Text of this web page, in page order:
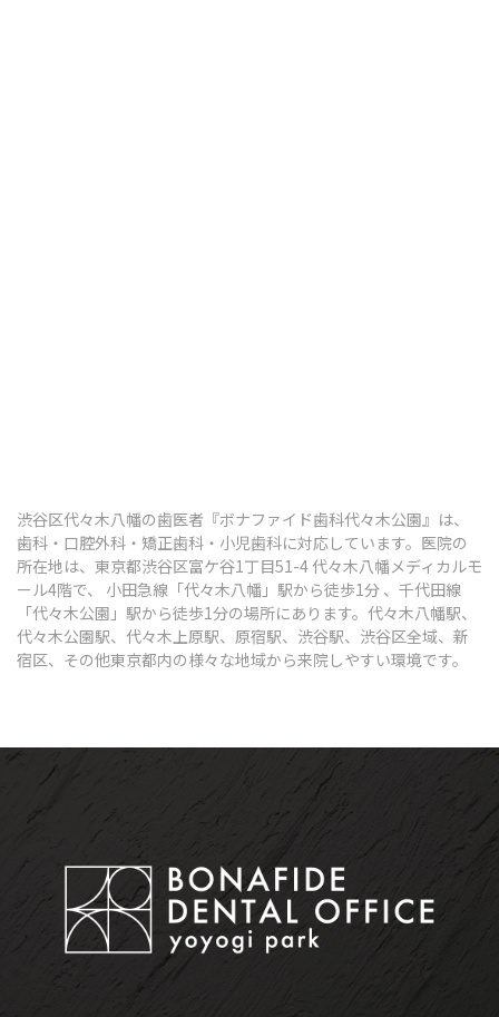
渋谷区代々木八幡の歯医者『ボナファイド歯科代々木公園』は、
歯科・口腔外科・矯正歯科・小児歯科に対応しています。医院の
所在地は、東京都渋谷区富ケ谷1丁目51-4 代々木八幡メディカルモ
ール4階で、 小田急線「代々木八幡」駅から徒歩1分 、千代田線
「代々木公園」駅から徒歩1分の場所にあります。代々木八幡駅、
代々木公園駅、代々木上原駅、原宿駅、渋谷駅、渋谷区全域、新
宿区、その他東京都内の様々な地域から来院しやすい環境です。